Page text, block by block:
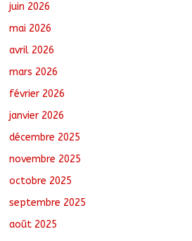
juin 2026
mai 2026
avril 2026
mars 2026
février 2026
janvier 2026
décembre 2025
novembre 2025
octobre 2025
septembre 2025
août 2025